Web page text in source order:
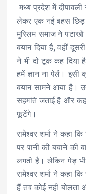
मध्य प्रदेश में
लेकर एक नई बहस
मुस्लिम समाज ने
बयान दिया है, वहीं
ने भी दो टूक कह दिया
हमें ज्ञान ना पेलें। इसी
बयान सामने आया है।
सहमति जताई है और
फूटेंगे।
रामेश्वर शर्मा ने कहा
पर पानी की बचाने की
लगती है। लेकिन पेड़ भी
रामेश्वर शर्मा ने कहा
हैं तब कोई नहीं बोलता